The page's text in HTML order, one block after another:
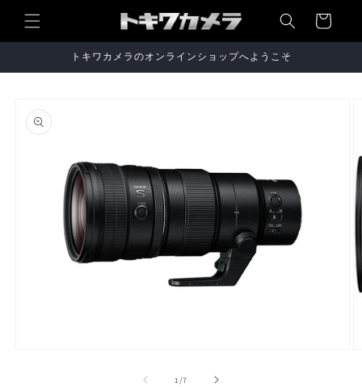
ンツに
進む
ー
ト
トキワカメラのオンラインショップへようこそ
報にス
キップ
1 /の
7